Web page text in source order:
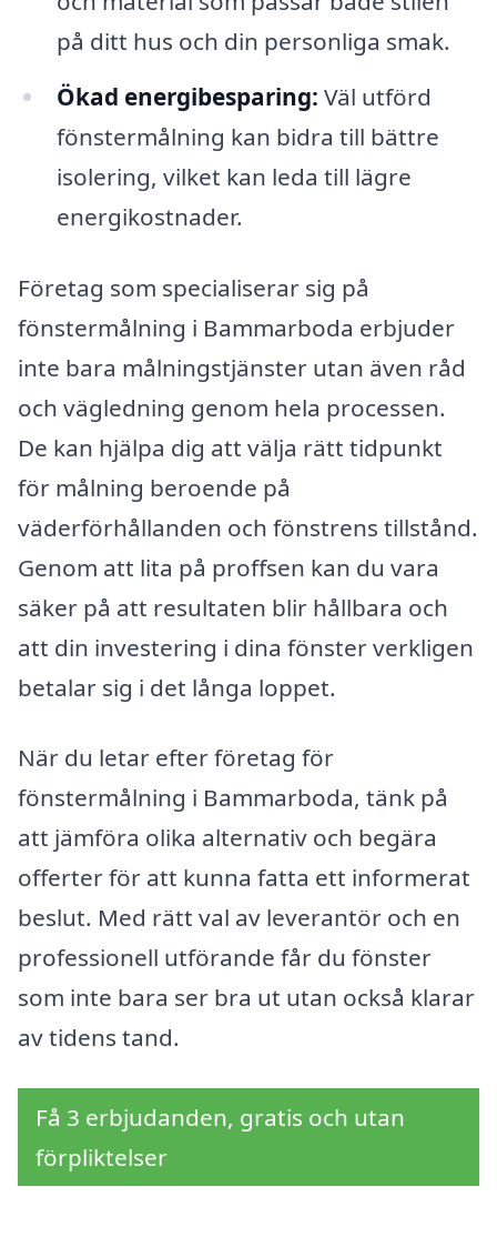
på ditt hus och din personliga smak.
Ökad energibesparing: Väl utförd
fönstermålning kan bidra till bättre
isolering, vilket kan leda till lägre
energikostnader.
Företag som specialiserar sig på
fönstermålning i Bammarboda erbjuder
inte bara målningstjänster utan även råd
och vägledning genom hela processen.
De kan hjälpa dig att välja rätt tidpunkt
för målning beroende på
väderförhållanden och fönstrens tillstånd.
Genom att lita på proffsen kan du vara
säker på att resultaten blir hållbara och
att din investering i dina fönster verkligen
betalar sig i det långa loppet.
När du letar efter företag för
fönstermålning i Bammarboda, tänk på
att jämföra olika alternativ och begära
offerter för att kunna fatta ett informerat
beslut. Med rätt val av leverantör och en
professionell utförande får du fönster
som inte bara ser bra ut utan också klarar
av tidens tand.
Få 3 erbjudanden, gratis och utan
förpliktelser